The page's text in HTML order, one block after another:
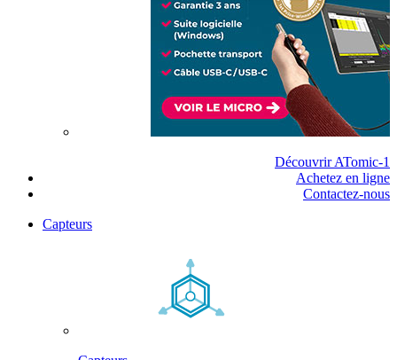
Découvrir ATomic-1
Achetez en ligne
Contactez-nous
Capteurs